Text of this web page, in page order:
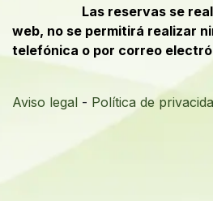
​​Las reservas se
web, no se permitirá realizar
telefónica o por correo
Aviso legal - Política de